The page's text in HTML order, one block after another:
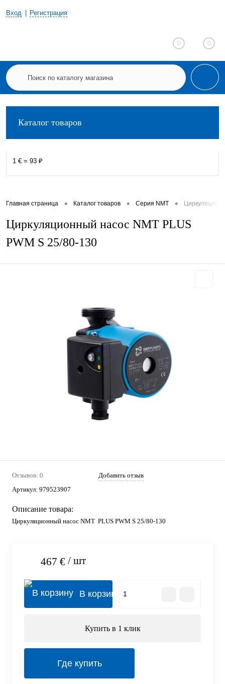
Вход Регистрация
0 0
Каталог товаров
1 € = 93 ₽
Главная страница • Каталог товаров • Серия NMT •
Циркуляционный насос NMT PLUS
PWM S 25/80-130
Отзывов: 0
Добавить отзыв
Артикул: 979523907
Описание товара:
Циркуляционный насос NMT PLUS PWM S 25/80-130
467 € / шт
В корзину
Купить в 1 клик
Где купить